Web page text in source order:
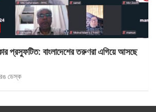
প্রস্ফুটিত: বাংলাদেশের তরুণরা এগিয়ে আসছে
ডেস্ক